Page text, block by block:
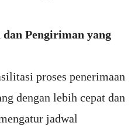
dan Pengiriman yang
proses penerimaan
dengan lebih cepat dan
jadwal